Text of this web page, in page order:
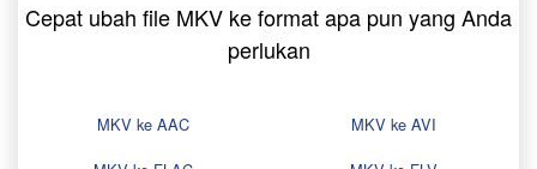
Cepat ubah file MKV ke format apa pun yang Anda
perlukan
MKV ke AAC
MKV ke AVI